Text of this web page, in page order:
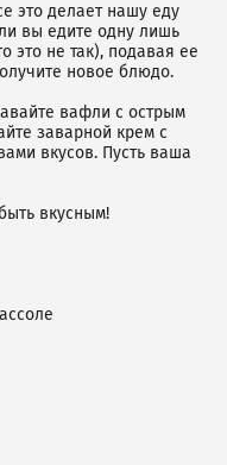
это делает нашу еду
вы едите одну лишь
это не так), подавая ее
новое блюдо.
вафли с острым
заварной крем с
вкусов. Пусть ваша
вкусным!